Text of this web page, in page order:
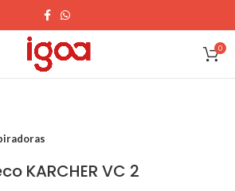
0
KARCHER VC 2